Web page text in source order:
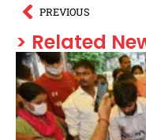
PREVIOUS
> Related